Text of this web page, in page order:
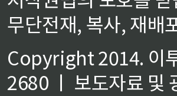
무단전재, 복사, 재배
Copyright 2014. 이
2680 ㅣ 보도자료